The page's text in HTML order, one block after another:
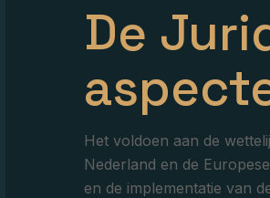
De
Het voldoen aan de
Nederland en de
en de implementatie van